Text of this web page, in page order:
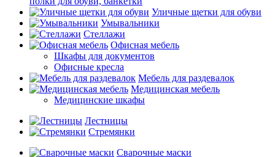
Уличные щетки для обуви
Умывальники
Стеллажи
Офисная мебель
Шкафы для документов
Офисные кресла
Мебель для раздевалок
Медицинская мебель
Медицинские шкафы
Лестницы
Стремянки
Сварочные маски